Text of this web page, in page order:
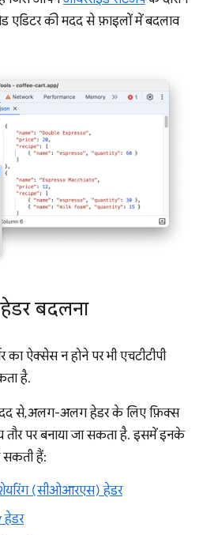
एडिटर की मदद से फ़ाइलों में बदलाव
हेडर बदलना
ऐक्सेस न होने पर भी एचटीटीपी
है.
मदद से, अलग-अलग हेडर के लिए फ़िक्स
तौर पर बनाया जा सकता है. इसमें इनके
सकती हैं:
शेयरिंग (सीओआरएस) हेडर
हेडर